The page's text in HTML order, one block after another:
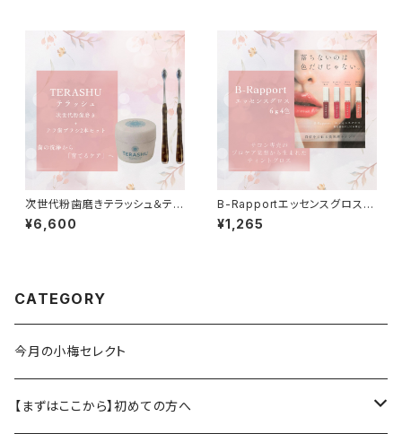
次世代粉歯磨きテラッシュ＆テラ
ヘルツ歯ブラシ 2本お得セット
¥6,600
B-Rapportエッセンスグロス6
ｇ(4色)
¥1,265
CATEGORY
今月の小梅セレクト
【まずはここから】初めての方へ